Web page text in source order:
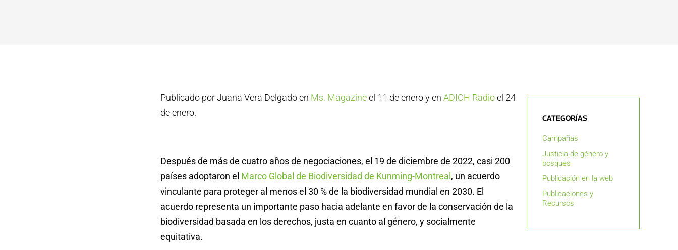
Publicado por Juana Vera Delgado en Ms. Magazineel 11 de enero y enADICH Radioel 24
de enero.
Después de más de cuatro años de negociaciones, el 19 de diciembre de 2022, casi 200
países adoptaron el Marco Global de Biodiversidad de Kunming-Montreal , un acuerdo
vinculante para proteger al menos el 30 % de la biodiversidad mundial en 2030. El
acuerdo representa un importante paso hacia adelante en favor de la conservación de la
biodiversidad basada en los derechos, justa en cuanto al género, y socialmente
equitativa.
CATEGORÍAS
Campañas
Justicia de género y
bosques
Publicación en la web
Publicaciones y
Recursos